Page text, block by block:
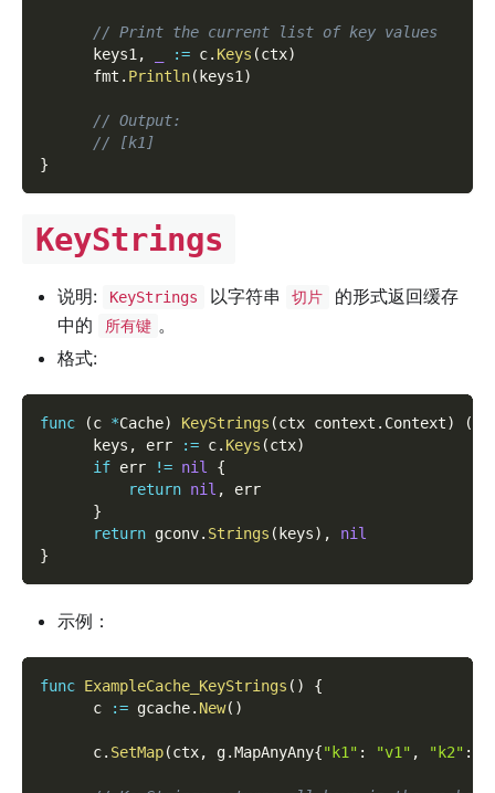
// Print the current list of key values
      keys1
, := c. Keys (ctx)
      fmt
. Println( keys1 )
// Output:
// [k1]
}
KeyStrings
说明: KeyStrings 以字符串 切片
的形式返回缓存
中的
所有键 。
格式:
func (c *Cache) KeyStrings (ctx context . Context) (
      keys
, err := c. Keys (ctx)
if err != nil
{
return nil ,
err
}
return gconv. Strings ( keys) ,
nil
}
示例：
func ExampleCache_KeyStrings ( )
{
      c
:= gcache. New( )
      c
. SetMap(ctx, g.MapAnyAny{"k1" : "v1" , "k2" :